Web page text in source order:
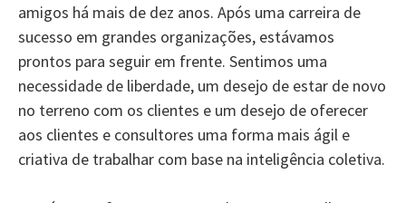
amigos há mais de dez anos. Após uma carreira de
sucesso em grandes organizações, estávamos
prontos para seguir em frente. Sentimos uma
necessidade de liberdade, um desejo de estar de novo
no terreno com os clientes e um desejo de oferecer
aos clientes e consultores uma forma mais ágil e
criativa de trabalhar com base na inteligência coletiva.